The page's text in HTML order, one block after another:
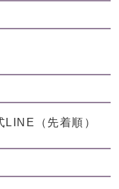
（先着順）